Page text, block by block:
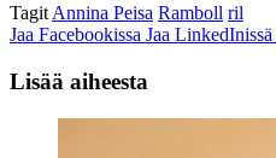
Tagit Annina Peisa Ramboll ril
Jaa Facebookissa Jaa LinkedInissä
Lisää aiheesta